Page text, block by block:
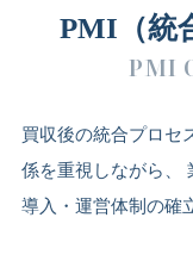
PMI（統
PMI
買収後の統合プロセ
係を重視しながら、
導入・運営体制の確